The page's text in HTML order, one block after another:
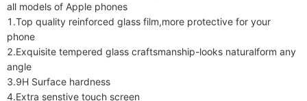
all models of Apple phones
1.Top quality reinforced glass film,more protective for your
phone
2.Exquisite tempered glass craftsmanship-looks naturalform any
angle
3.9H Surface hardness
4.Extra senstive touch screen